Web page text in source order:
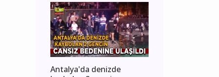
Antalya'da denizde